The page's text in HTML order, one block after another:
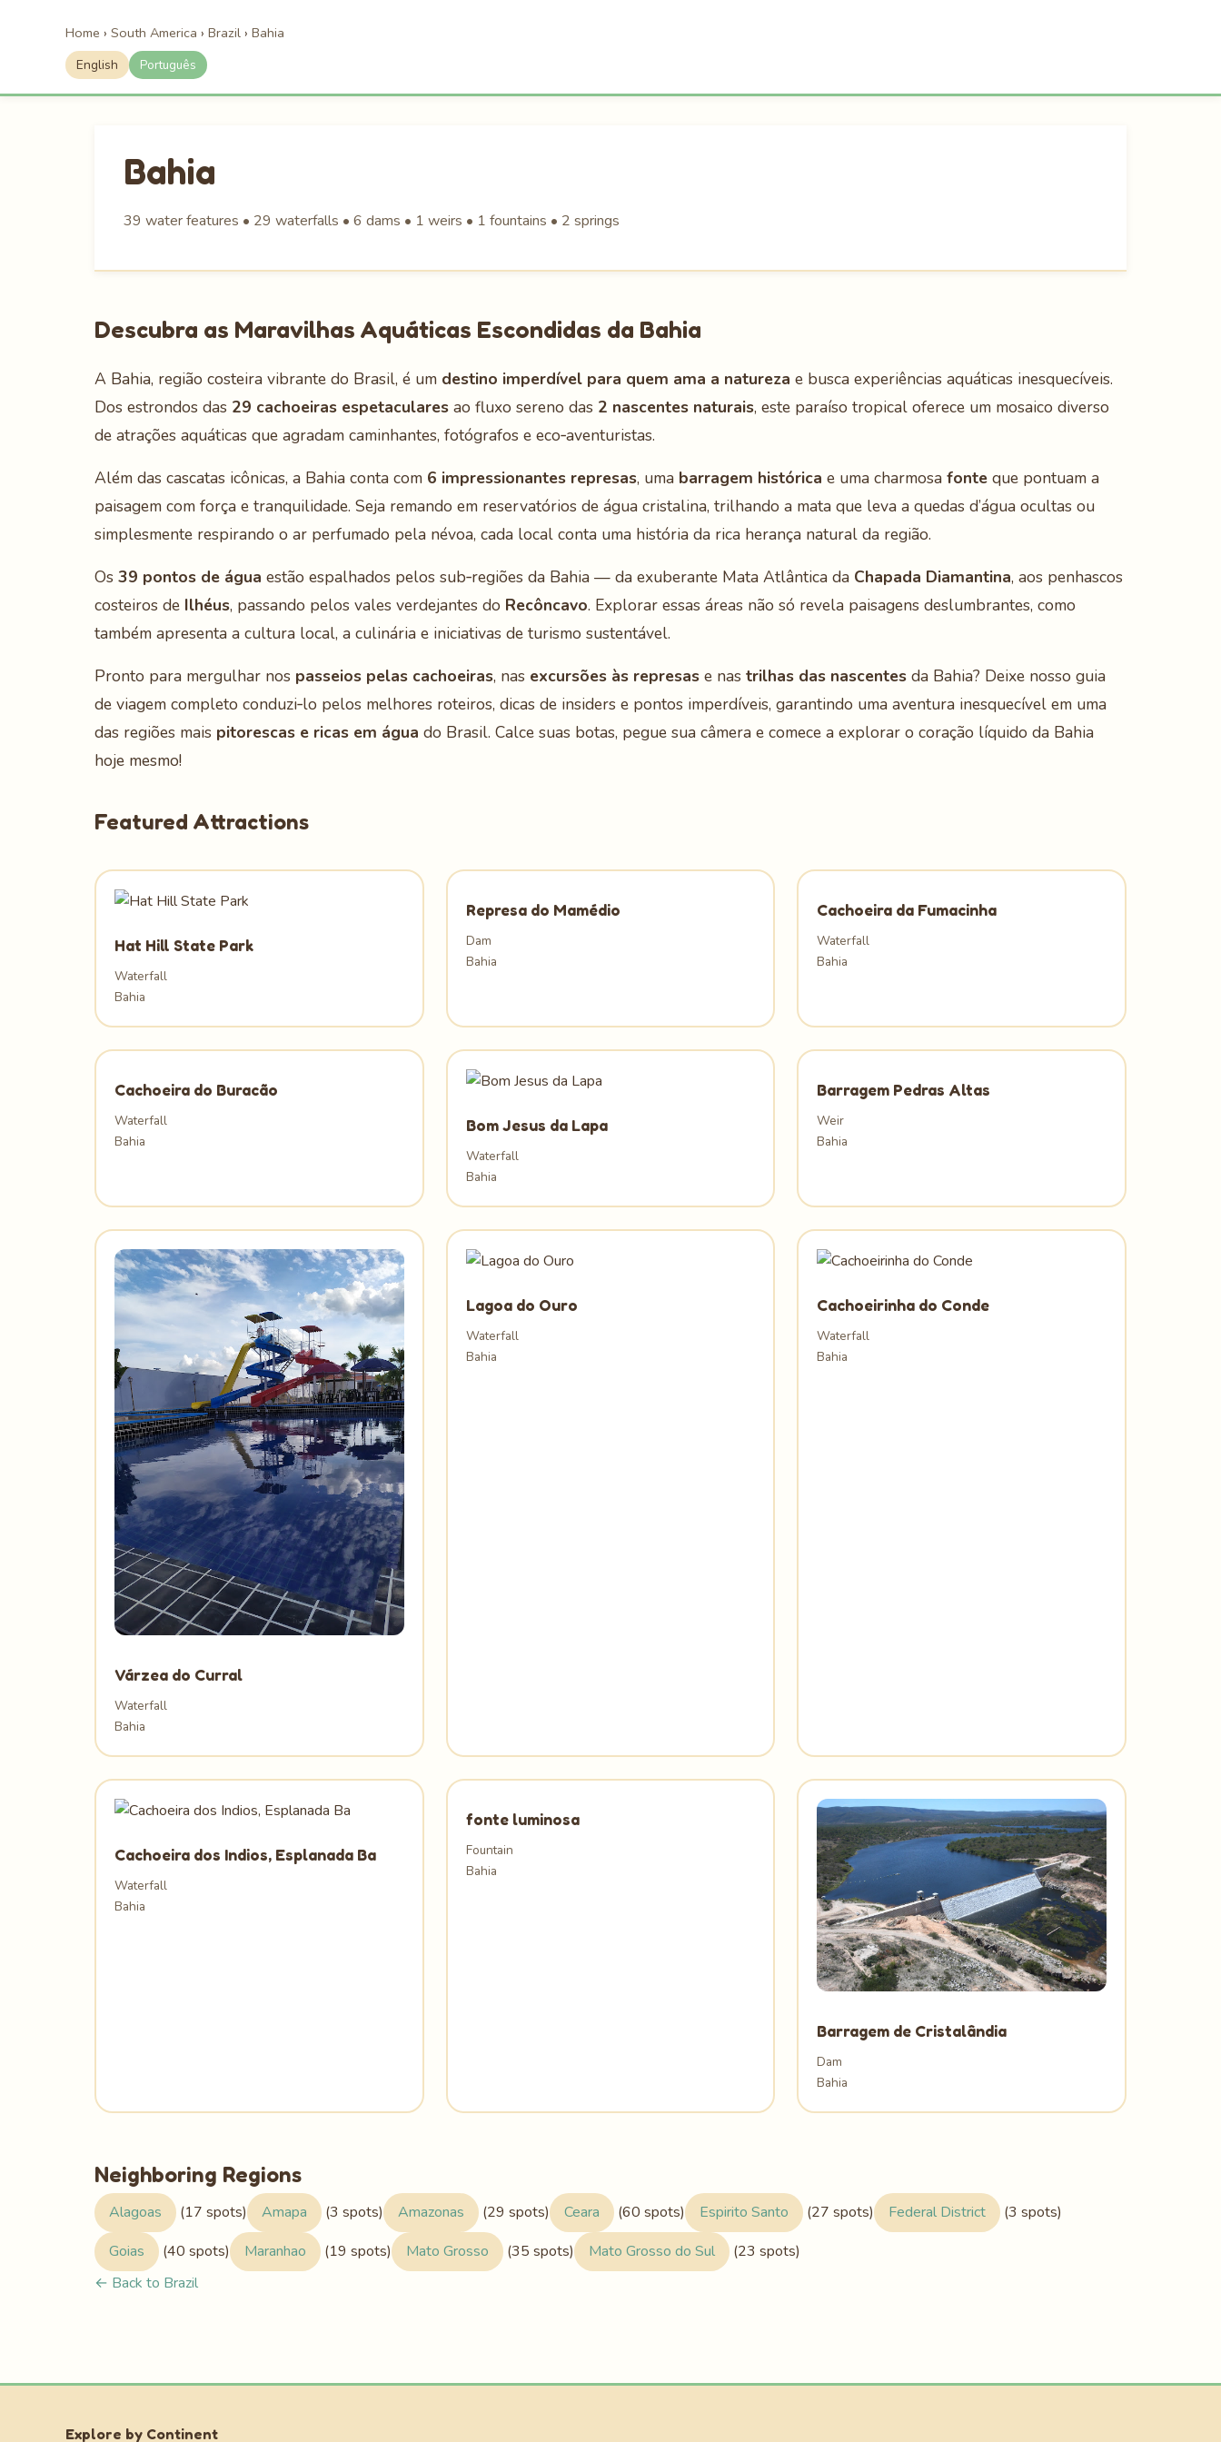
Home › South America › Brazil › Bahia
English Português
Bahia
39 water features • 29 waterfalls • 6 dams • 1 weirs • 1 fountains • 2 springs
Descubra as Maravilhas Aquáticas Escondidas da Bahia
A Bahia, região costeira vibrante do Brasil, é um destino imperdível para quem ama a natureza e busca experiências aquáticas inesquecíveis.
Dos estrondos das 29 cachoeiras espetaculares ao fluxo sereno das 2 nascentes naturais, este paraíso tropical oferece um mosaico diverso
de atrações aquáticas que agradam caminhantes, fotógrafos e eco‑aventuristas.
Além das cascatas icônicas, a Bahia conta com 6 impressionantes represas, uma barragem histórica e uma charmosa fonte que pontuam a
paisagem com força e tranquilidade. Seja remando em reservatórios de água cristalina, trilhando a mata que leva a quedas d’água ocultas ou
simplesmente respirando o ar perfumado pela névoa, cada local conta uma história da rica herança natural da região.
Os 39 pontos de água estão espalhados pelos sub‑regiões da Bahia — da exuberante Mata Atlântica da Chapada Diamantina, aos penhascos
costeiros de Ilhéus, passando pelos vales verdejantes do Recôncavo. Explorar essas áreas não só revela paisagens deslumbrantes, como
também apresenta a cultura local, a culinária e iniciativas de turismo sustentável.
Pronto para mergulhar nos passeios pelas cachoeiras, nas excursões às represas e nas trilhas das nascentes da Bahia? Deixe nosso guia
de viagem completo conduzi‑lo pelos melhores roteiros, dicas de insiders e pontos imperdíveis, garantindo uma aventura inesquecível em uma
das regiões mais pitorescas e ricas em água do Brasil. Calce suas botas, pegue sua câmera e comece a explorar o coração líquido da Bahia
hoje mesmo!
Featured Attractions
Hat Hill State Park
Waterfall
Bahia
Represa do Mamédio
Dam
Bahia
Cachoeira da Fumacinha
Waterfall
Bahia
Cachoeira do Buracão
Waterfall
Bahia
Bom Jesus da Lapa
Waterfall
Bahia
Barragem Pedras Altas
Weir
Bahia
Várzea do Curral
Waterfall
Bahia
Lagoa do Ouro
Waterfall
Bahia
Cachoeirinha do Conde
Waterfall
Bahia
Cachoeira dos Indios, Esplanada Ba
Waterfall
Bahia
fonte luminosa
Fountain
Bahia
Barragem de Cristalândia
Dam
Bahia
Neighboring Regions
Alagoas (17 spots) Amapa (3 spots) Amazonas (29 spots) Ceara (60 spots) Espirito Santo (27 spots) Federal District
(3 spots)
Goias
(40 spots) Maranhao (19 spots) Mato Grosso (35 spots) Mato Grosso do Sul
(23 spots)
← Back to Brazil
Explore by Continent